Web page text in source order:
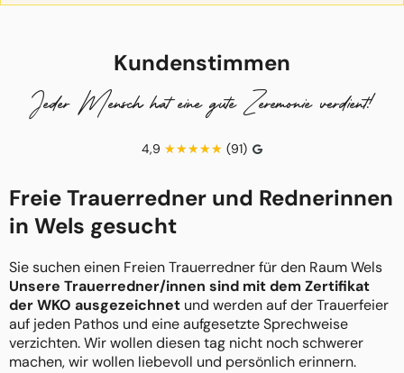
Kundenstimmen
Jeder Mensch hat eine gute Zeremonie verdient!
4,9 (91)
Freie Trauerredner und Rednerinnen
in Wels gesucht
Sie suchen einen Freien Trauerredner für den Raum Wels
Unsere Trauerredner/innen sind mit dem Zertifikat
der WKO ausgezeichnet und werden auf der Trauerfeier
auf jeden Pathos und eine aufgesetzte Sprechweise
verzichten. Wir wollen diesen tag nicht noch schwerer
machen, wir wollen liebevoll und persönlich erinnern.